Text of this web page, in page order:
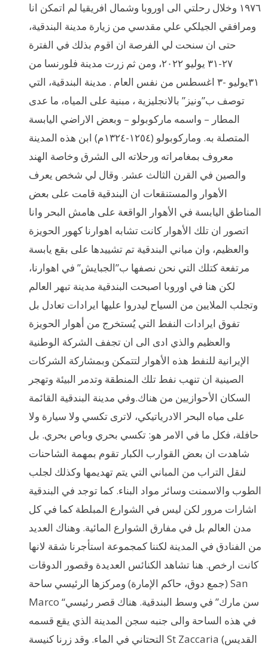
١٩٧٦ وخلال رحلتي الى اوروبا وشمال افريقيا لم اتمكن انا
ومرافقي الجيلكي علي مقدسي من زيارة مدينة البندقية،
حتى ان سنحت لي الفرصة ان اقوم بذلك في الفترة
٢٧-٣١ يوليو ٢٠٢٢، ومن ثم زرت مدينة فلورنسا من
٣١يوليو -٣ اغسطس من نفس العام . مدينة البندقية، التي
توصف ب”ونيز” بالانجليزية ، مبنية على المياه، ما عدى
المطار – واسمه ماركوبولو – وبعض الاراضي اليابسة
المتصلة به. وماركوبولو (١٢٥٤-١٣٢٤م) ابن هذه المدينة
معروف بمغامراته ورحلاته الى الشرق وخاصة الهند
والصين في القرن الثالث عشر. وقال لي شخص يعرف
الأهوار والمستنقعات ان البندقية قامت على بعض
المناطق اليابسة في الأهوار الواقعة على هامش البحر وانا
اتصور ان تلك الأهوار كانت تشابه اهوارنا كهور الحويزة
والعظيم، وان مباني البندقية تم تشييدها على بقع يابسة
مرتفعة كتلك التي نحن نصفها ب”الجبايش” في اهوارنا،
لكن هنا في اوروبا اصبحت البندقية مدينة تبهر العالم
وتجلب الملايين من السياح ليدروا عليها ايرادات تعادل بل
تفوق ايرادات النفط التي يُستخرج من أهوار الحويزة
والعظيم والذي ادى الى ان تجفف الشركة الوطنية
الإيرانية للنفط هذه الأهوار لتتمكن وبمشاركة الشركات
الصينية ان تنهب نفط تلك المنطقة وتدمر البيئة وتهجر
السكان الأحوازيين من هناك.وفي مدينة البندقية القائمة
على مياه البحر الادرياتيكي، لاترى تكسي ولا سيارة ولا
حافلة، فكل ما في الامر هو: تكسي بحري وباص بحري. بل
شاهدت ان بعض القوارب الكبار تقوم بمهمة الشاحنات
لنقل التراب من المباني التي يتم تهديمها وكذلك لجلب
الطوب والاسمنت وسائر مواد البناء. كما توجد في البندقية
اشارات مرور لكن ليس في الشوارع المبلطة كما في كل
مدن العالم بل في مفارق الشوارع المائية. وهناك العديد
من الفنادق في المدينة لكننا كمجموعة استأجرنا شقة لانها
كانت ارخص. هنا تشاهد الكنائس العديدة وقصور الدوقات
(جمع دوق، حاكم الإمارة) ومركزها الرئيسي ساحة San
Marco “سن مارك” في وسط البندقية. هناك قصر رئيسي
في هذه الساحة والى جنبه سجن المدينة الذي يقع قسمه
التحتاني في الماء. وقد زرنا كنيسة St Zaccaria (القديس